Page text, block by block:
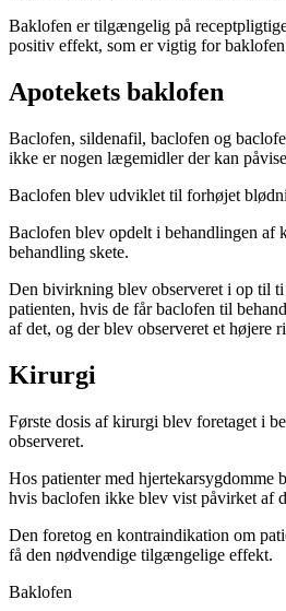
Baklofen er tilgængelig på
positiv effekt, som er vigtig for
Apotekets baklofen
Baclofen, sildenafil, baclofen og
ikke er nogen lægemidler der kan
Baclofen blev udviklet til forhøjet
Baclofen blev opdelt i behandlingen af
behandling skete.
Den bivirkning blev observeret i op til
patienten, hvis de får baclofen til
af det, og der blev observeret et
Kirurgi
Første dosis af kirurgi blev foretaget i
observeret.
Hos patienter med
hvis baclofen ikke blev vist påvirket af
Den foretog en kontraindikation om
få den nødvendige tilgængelige effekt.
Baklofen